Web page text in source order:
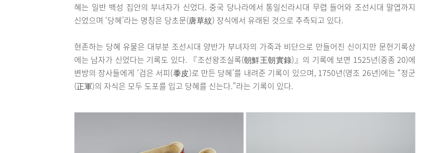
혜는 일반 백성 집안의 부녀자가 신었다. 중국 당나라에서 통일신라시대 무렵 들어와 조선시대 말엽까지
신었으며 ‘당혜’라는 명칭은 당초문(唐草紋) 장식에서 유래된 것으로 추측되고 있다.
현존하는 당혜 유물은 대부분 조선시대 양반가 부녀자의 가죽과 비단으로 만들어진 신이지만 문헌기록상
에는 남자가 신었다는 기록도 있다. 『조선왕조실록(朝鮮王朝實錄)』의 기록에 보면 1525년(중종 20)에
변방의 장사들에게 ‘검은 서피(黍皮)로 만든 당혜’를 내려준 기록이 있으며, 1750년(영조 26년)에는 “정군
(正軍)의 자식은 모두 도포를 입고 당혜를 신는다.”라는 기록이 있다.